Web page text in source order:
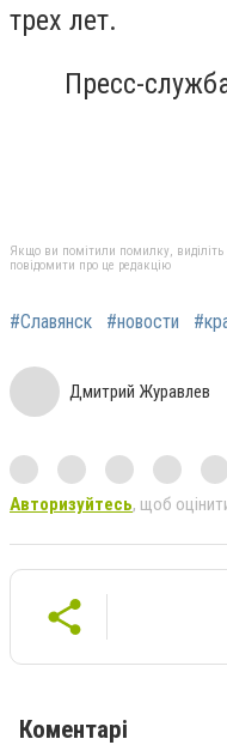
трех лет.
Пресс-
Якщо ви помітили помилку, виділіть
повідомити про це редакцію
#Славянск #новости
Дмитрий Журавлев
Авторизуйтесь, щоб
Коментарі